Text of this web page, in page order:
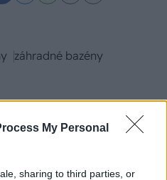
My Personal
sharing to third parties, or
záhradné bazény